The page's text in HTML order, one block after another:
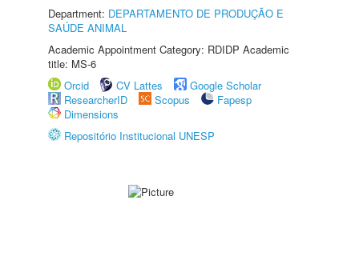
Department: DEPARTAMENTO DE PRODUÇÃO E
SAÚDE ANIMAL
Academic Appointment Category: RDIDP Academic
title: MS-6
Orcid
CV Lattes
Google Scholar
ResearcherID
Scopus
Fapesp
Dimensions
Repositório Institucional UNESP